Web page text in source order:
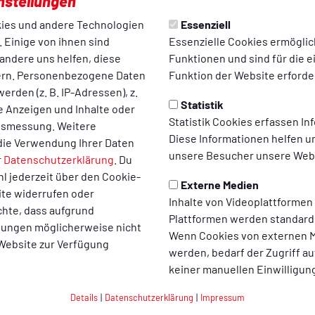
und andere Technologien
von ihnen sind
uns helfen, diese
Personenbezogene Daten
(z. B. IP-Adressen), z.
Anzeigen und Inhalte oder
Weitere
Verwendung Ihrer Daten
Datenschutzerklärung . Du
jederzeit über den Cookie-
widerrufen oder
dass aufgrund
möglicherweise nicht
zur Verfügung
Essenziell
Essenzielle Cookies
Funktionen und sind für die
Funktion der Website
Statistik
Statistik Cookies erfassen
Diese Informationen helfen
unsere Besucher unsere
Externe Medien
Inhalte von Videoplattformen
Plattformen werden
Wenn Cookies von externen
werden, bedarf der Zugriff
keiner manuellen
Details | Datenschutzerklärung | Impressum
Tätiger in fast allen Vereinen der Region thematisierte.
Nahezu hilflos wirkt die Aussage des
eröffnen.“ 120 Vereine waren eingeladen, 31 Teilnehmer
unter anderem die gewachsenen Schulver-pflichtungen
Beanspruchungen in der Berufswelt genannt.
erschlägt die Angebotsvielfalt zur Freizeitgestaltung
Lebens. darstellten, haben an ihrer ehemals hohen
zuweilen auch den Sportinteressierten dazu, die
auf höchster Ebene“ wird so geschickt vermarktet, dass
ist es, der wesentlich zur Lebensqualität für Jung und Alt
Region kaum einen Sportverein. Lebensfreude besteht nicht
und die Bereitschaft, im gesellschaftlichen Umfeld
.Früher galt es als „Ehrensache“, die
man als Anerkennung und erfüllte mit Stolz. Diese
und unentgeltliche Arbeit wird zuweilen belächelt, obwohl
unverzichtbar ist. Die Frage “Was kriege ich